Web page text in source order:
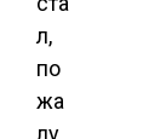
л,
по
жа
лу